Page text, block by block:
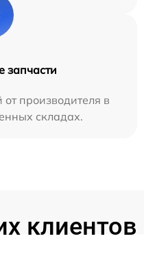
запчасти
производителя в
складах.
клиентов